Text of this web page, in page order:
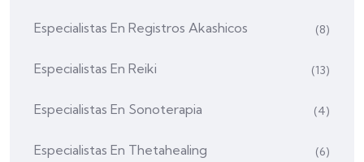
Especialistas En Registros Akashicos (8)
Especialistas En Reiki (13)
Especialistas En Sonoterapia (4)
Especialistas En Thetahealing (6)